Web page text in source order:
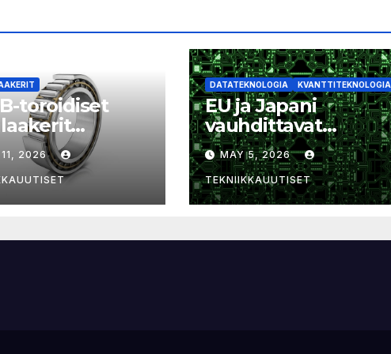
toroidiset
ja
11, 2026
DATATEKNOLOGIA KVANTTITEKNOLOGIA
EU ja Japani
vauhdittavat
yhteistyötä
tekoälyn, datan,
kvanttiteknologian
ja sirujen alalla
MAY 5, 2026
TEKNIIKKAUUTISET